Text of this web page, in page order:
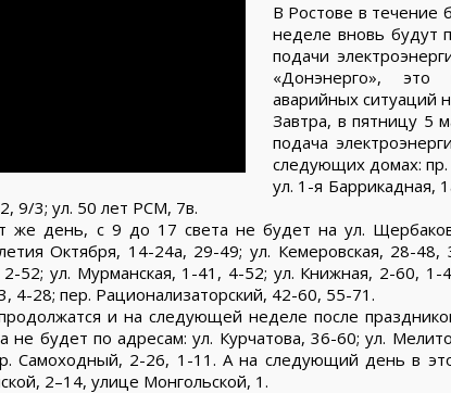
В Ростове в
неделе вновь будут
подачи
«Донэнерго», это
аварийных ситуаций
Завтра, в пятницу 5
подача
следующих домах: пр.
ул. 1-я Баррикадная,
9/3; ул. 50 лет РСМ, 7в.
же день, с 9 до 17 света не будет на ул.
Октября, 14-24а, 29-49; ул. Кемеровская, 28-
2-52; ул. Мурманская, 1-41, 4-52; ул. Книжная, 2-60,
4-28; пер. Рационализаторский, 42-60, 55-71.
и на следующей неделе после
не будет по адресам: ул. Курчатова, 36-60; ул.
Самоходный, 2-26, 1-11. А на следующий день в
2–14, улице Монгольской, 1.